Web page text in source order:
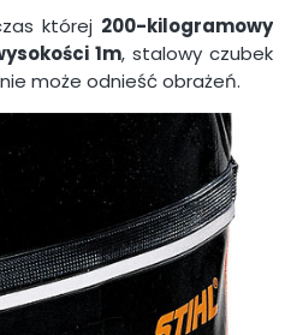
której 200-kilogramowy
1m, stalowy czubek
może odnieść obrażeń.